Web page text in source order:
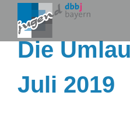
Inhalt
springenDie
Juli 2019